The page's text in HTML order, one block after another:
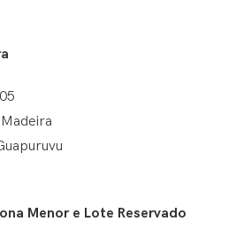
Menor e Lote Reservado